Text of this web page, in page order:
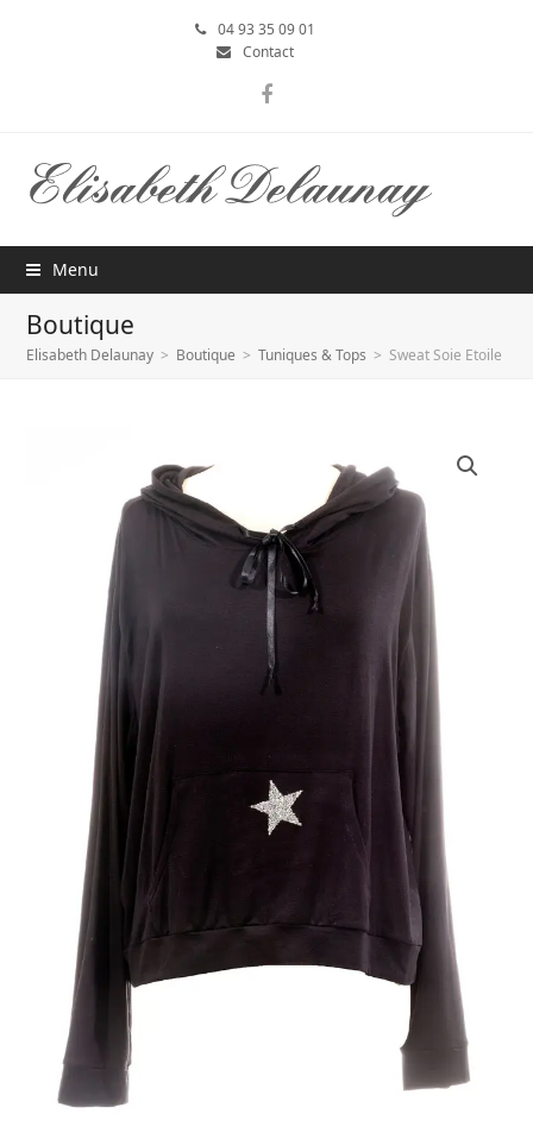
04 93 35 09 01
Contact
Facebook
Menu
Boutique
Elisabeth Delaunay > Boutique > Tuniques & Tops > Sweat Soie Etoile